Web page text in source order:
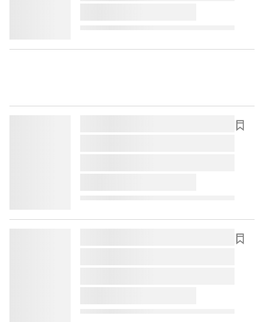
lorem ipsum dolor sit amet ...
lorem ipsum dolor sit amet ...